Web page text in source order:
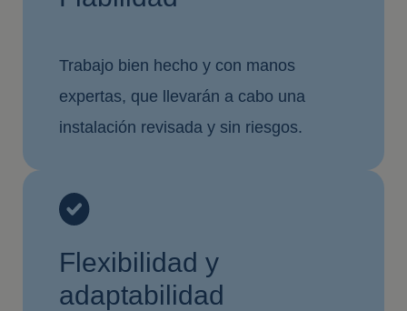
Trabajo bien hecho y con manos
expertas, que llevarán a cabo una
instalación revisada y sin riesgos.
Flexibilidad y
adaptabilidad